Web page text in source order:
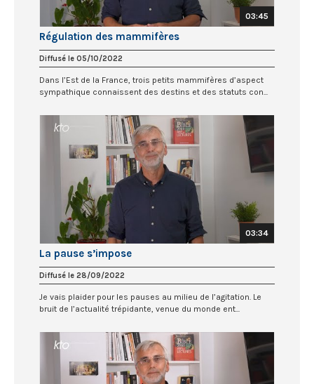
03:45
Régulation des mammifères
Diffusé le 05/10/2022
Dans l’Est de la France, trois petits mammifères d’aspect
sympathique connaissent des destins et des statuts con...
03:34
La pause s’impose
Diffusé le 28/09/2022
Je vais plaider pour les pauses au milieu de l’agitation. Le
bruit de l’actualité trépidante, venue du monde ent...